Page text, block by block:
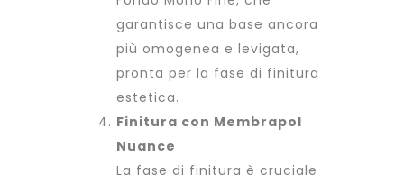
garantisce una base ancora
più omogenea e levigata,
pronta per la fase di finitura
estetica.
Finitura con Membrapol
Nuance
La fase di finitura è cruciale